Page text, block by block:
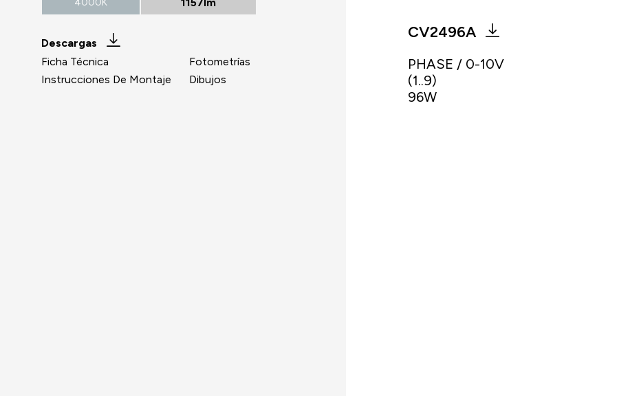
4000K
Descargas
Ficha Técnica
Instrucciones De Montaje
Fotometrías
Dibujos
CV2496A
PHASE / 0-10V
(1..9)
96W